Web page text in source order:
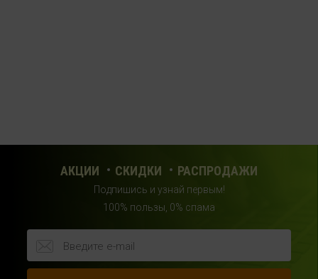
АКЦИИ СКИДКИ РАСПРОДАЖИ
Подпишись и узнай первым!
100% пользы, 0% спама